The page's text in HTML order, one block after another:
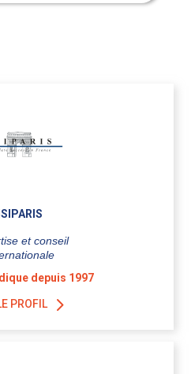
ISIPARIS
et conseil
depuis 1997
PROFIL